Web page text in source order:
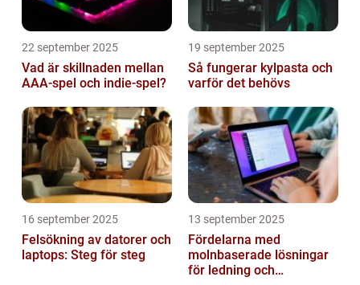
22 september 2025
Vad är skillnaden mellan
AAA-spel och indie-spel?
19 september 2025
Så fungerar kylpasta och
varför det behövs
16 september 2025
Felsökning av datorer och
laptops: Steg för steg
13 september 2025
Fördelarna med
molnbaserade lösningar
för ledning och